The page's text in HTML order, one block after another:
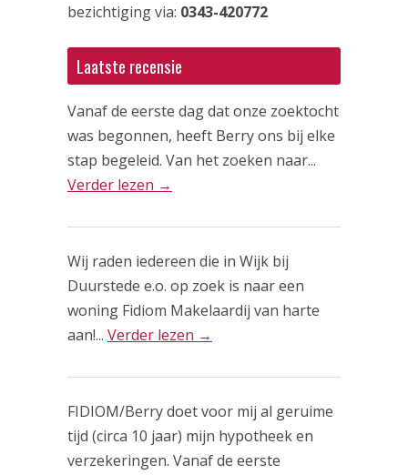
bezichtiging via: 0343-420772
Laatste recensie
Vanaf de eerste dag dat onze zoektocht
was begonnen, heeft Berry ons bij elke
stap begeleid. Van het zoeken naar...
Verder lezen →
Wij raden iedereen die in Wijk bij
Duurstede e.o. op zoek is naar een
woning Fidiom Makelaardij van harte
aan!... Verder lezen →
FIDIOM/Berry doet voor mij al geruime
tijd (circa 10 jaar) mijn hypotheek en
verzekeringen. Vanaf de eerste